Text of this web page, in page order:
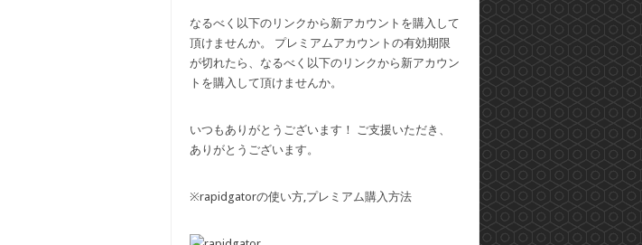
なるべく以下のリンクから新アカウントを購入して
頂けませんか。 プレミアムアカウントの有効期限
が切れたら、なるべく以下のリンクから新アカウン
トを購入して頂けませんか。
いつもありがとうございます！ ご支援いただき、
ありがとうございます。
※rapidgatorの使い方,プレミアム購入方法